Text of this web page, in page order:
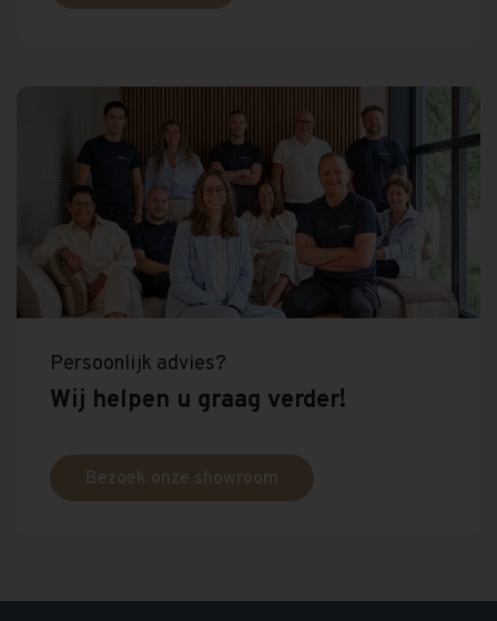
Persoonlijk advies?
Wij helpen u graag verder!
Bezoek onze showroom